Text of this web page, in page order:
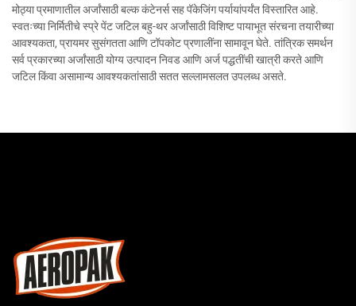
मोठ्या प्रमाणातील अर्जांसाठी बल्क कंटेनर्स सह पॅकेजिंग पर्यायांपर्यंत विस्तारित आहे.
स्वतःच्या निर्मितीचे स्प्रे पेंट जटिल बहु-थर अर्जांसाठी विशिष्ट पायाभूत संरचना तयारीच्या
आवश्यकता, प्रायमर सुसंगतता आणि टॉपकोट प्रणालींना सामावून घेते. तांत्रिक समर्थन
सर्व प्रकारच्या अर्जांसाठी योग्य उत्पादन निवड आणि अर्ज पद्धतींची खात्री करते आणि
जटिल किंवा असामान्य आवश्यकतांसाठी सतत सल्लामसलत उपलब्ध असते.